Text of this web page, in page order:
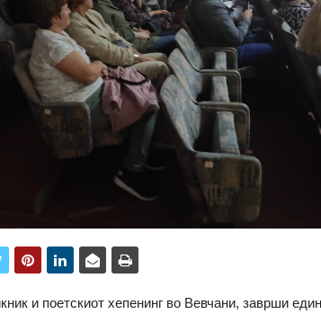
и поетскиот хепенинг во Вевчани, заврши